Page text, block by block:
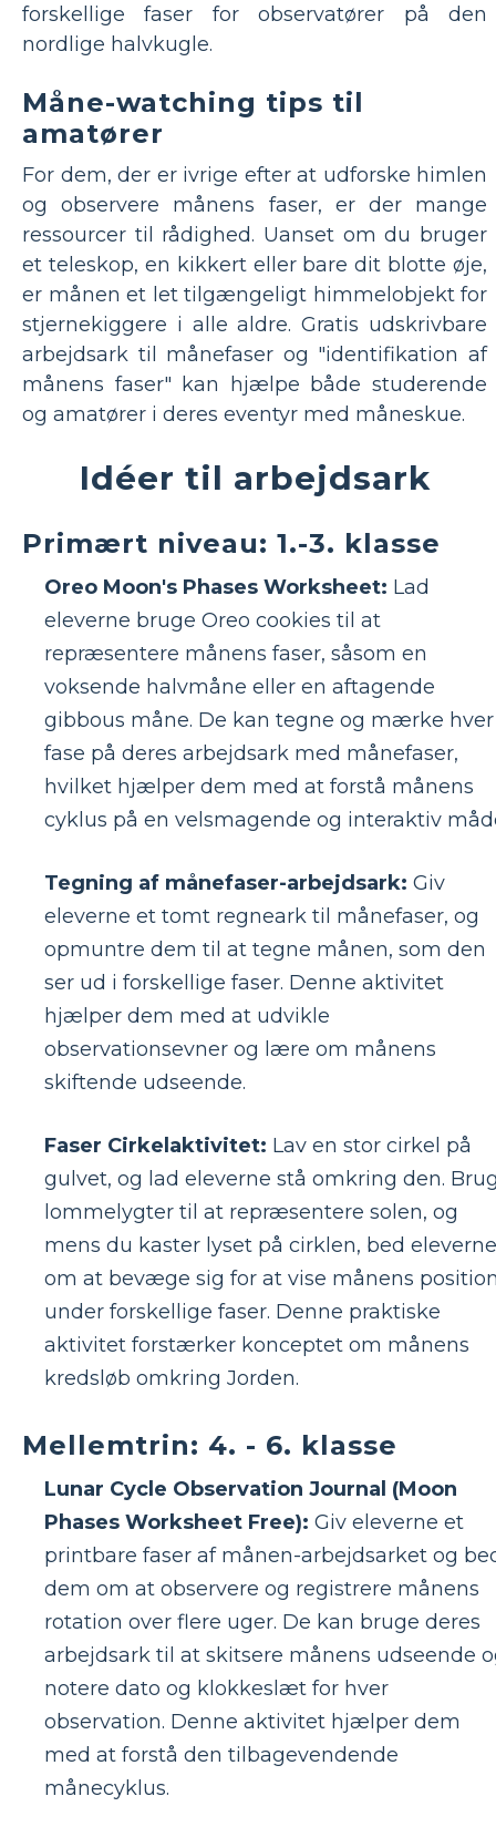
forskellige faser for observatører på den
nordlige halvkugle.
Måne-watching tips til
amatører
For dem, der er ivrige efter at udforske himlen
og observere månens faser, er der mange
ressourcer til rådighed. Uanset om du bruger
et teleskop, en kikkert eller bare dit blotte øje,
er månen et let tilgængeligt himmelobjekt for
stjernekiggere i alle aldre. Gratis udskrivbare
arbejdsark til månefaser og "identifikation af
månens faser" kan hjælpe både studerende
og amatører i deres eventyr med måneskue.
Idéer til arbejdsark
Primært niveau: 1.-3. klasse
Oreo Moon's Phases Worksheet: Lad
eleverne bruge Oreo cookies til at
repræsentere månens faser, såsom en
voksende halvmåne eller en aftagende
gibbous måne. De kan tegne og mærke hver
fase på deres arbejdsark med månefaser,
hvilket hjælper dem med at forstå månens
cyklus på en velsmagende og interaktiv
Tegning af månefaser-arbejdsark: Giv
eleverne et tomt regneark til månefaser, og
opmuntre dem til at tegne månen, som den
ser ud i forskellige faser. Denne aktivitet
hjælper dem med at udvikle
observationsevner og lære om månens
skiftende udseende.
Faser Cirkelaktivitet: Lav en stor cirkel på
gulvet, og lad eleverne stå omkring den.
lommelygter til at repræsentere solen, og
mens du kaster lyset på cirklen, bed eleverne
om at bevæge sig for at vise månens
under forskellige faser. Denne praktiske
aktivitet forstærker konceptet om månens
kredsløb omkring Jorden.
Mellemtrin: 4. - 6. klasse
Lunar Cycle Observation Journal (Moon
Phases Worksheet Free): Giv eleverne et
printbare faser af månen-arbejdsarket og
dem om at observere og registrere månens
rotation over flere uger. De kan bruge deres
arbejdsark til at skitsere månens udseende
notere dato og klokkeslæt for hver
observation. Denne aktivitet hjælper dem
med at forstå den tilbagevendende
månecyklus.